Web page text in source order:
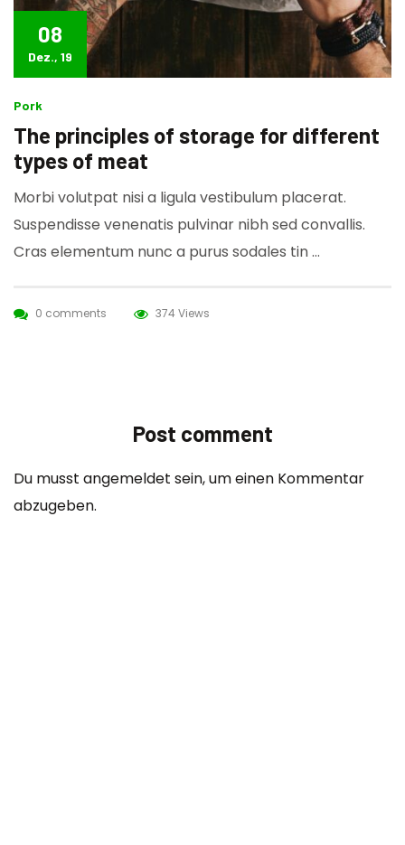
08
Dez., 19
Pork
The principles of storage for different
types of meat
Morbi volutpat nisi a ligula vestibulum placerat.
Suspendisse venenatis pulvinar nibh sed convallis.
Cras elementum nunc a purus sodales tin …
0 comments 374 Views
Post comment
Du musst angemeldet sein, um einen Kommentar
abzugeben.